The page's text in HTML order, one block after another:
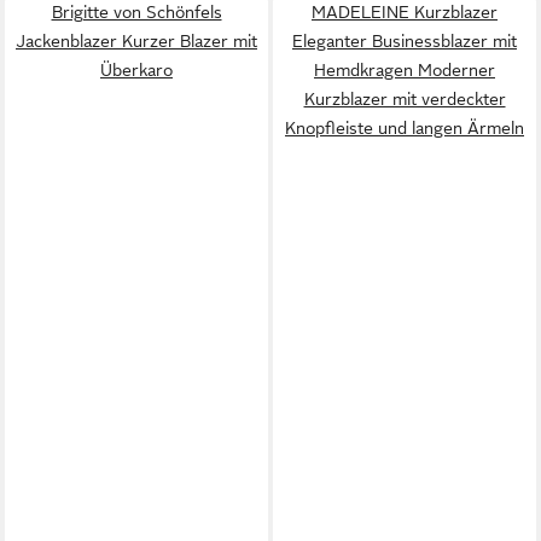
Brigitte von Schönfels
Jackenblazer Kurzer Blazer mit
Überkaro
MADELEINE Kurzblazer
Eleganter Businessblazer mit
Hemdkragen Moderner
Kurzblazer mit verdeckter
Knopfleiste und langen Ärmeln